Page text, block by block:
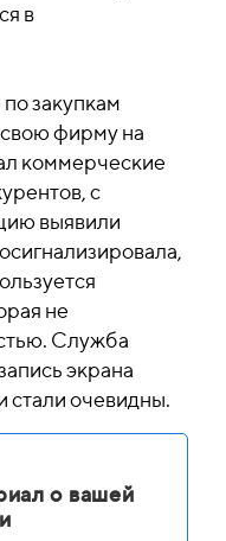
в
закупкам
фирму на
коммерческие
с
выявили
не
Служба
экрана
стали очевидны.
о вашей